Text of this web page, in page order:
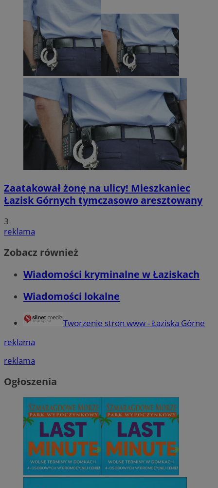
Zaatakował żonę na ulicy! Mieszkaniec
Łazisk Górnych tymczasowo aresztowany
3
reklama
Zobacz również
Wiadomości kryminalne w Łaziskach
Wiadomości lokalne
Tworzenie stron www - Łaziska Górne
reklama
reklama
Ogłoszenia